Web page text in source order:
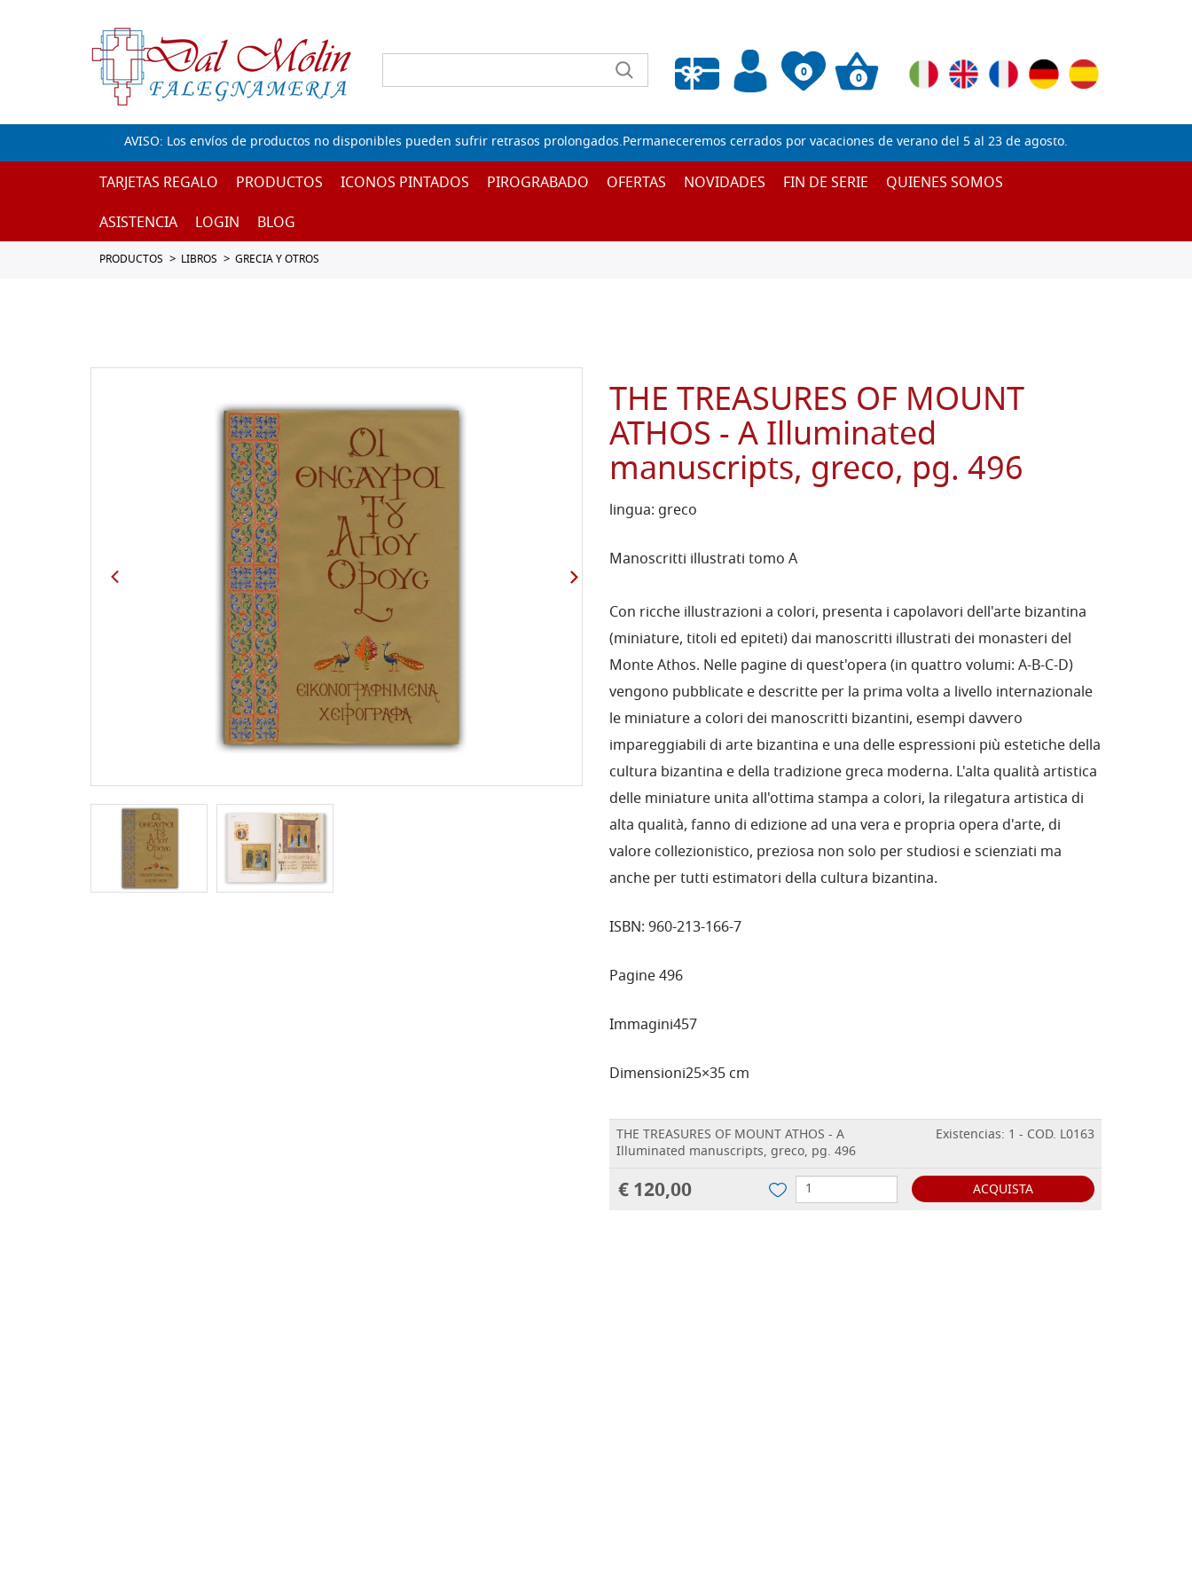
0
Lista de deseos vacía
0
AVISO: Los envíos de productos no disponibles pueden sufrir retrasos prolongados.Permaneceremos cerrados por vacaciones de verano del 5 al 23 de agosto.
TARJETAS REGALO PRODUCTOS ICONOS PINTADOS PIROGRABADO OFERTAS NOVIDADES FIN DE SERIE
QUIENES SOMOS
ASISTENCIA
LOGIN BLOG
PRODUCTOS LIBROS GRECIA Y OTROS
THE TREASURES OF MOUNT
ATHOS - A Illuminated
manuscripts, greco, pg. 496
lingua: greco
Manoscritti illustrati tomo A
Con ricche illustrazioni a colori, presenta i capolavori dell'arte bizantina
(miniature, titoli ed epiteti) dai manoscritti illustrati dei monasteri del
Monte Athos. Nelle pagine di quest'opera (in quattro volumi: A-B-C-D)
vengono pubblicate e descritte per la prima volta a livello internazionale
le miniature a colori dei manoscritti bizantini, esempi davvero
impareggiabili di arte bizantina e una delle espressioni più estetiche della
cultura bizantina e della tradizione greca moderna. L'alta qualità artistica
delle miniature unita all'ottima stampa a colori, la rilegatura artistica di
alta qualità, fanno di edizione ad una vera e propria opera d'arte, di
valore collezionistico, preziosa non solo per studiosi e scienziati ma
anche per tutti estimatori della cultura bizantina.
ISBN:960-213-166-7
Pagine496
Immagini457
Dimensioni25×35 cm
THE TREASURES OF MOUNT ATHOS - A
Illuminated manuscripts, greco, pg. 496
Existencias: 1 - COD. L0163
€ 120,00 ACQUISTA